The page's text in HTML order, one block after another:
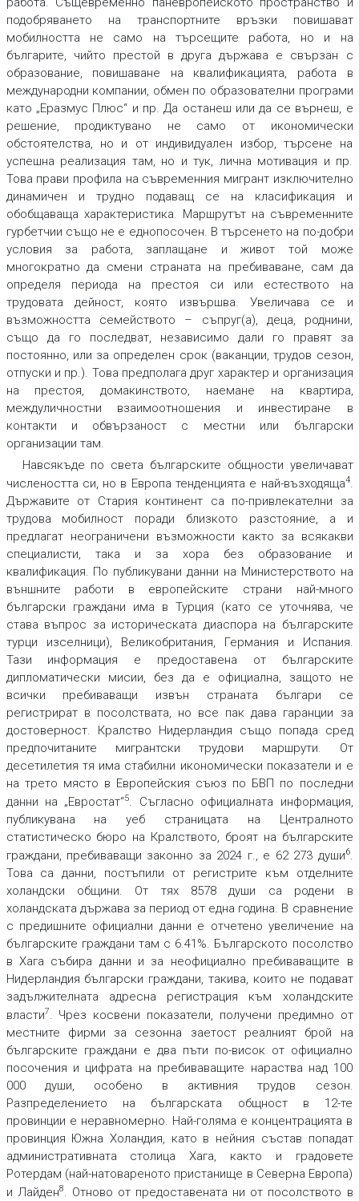
подобряването на транспортните връзки повишават
мобилността не само на търсещите работа, но и на
българите, чийто престой в друга държава е свързан с
образование, повишаване на квалификацията, работа в
международни компании, обмен по образователни програми
като „Еразмус Плюс“ и пр. Да останеш или да се върнеш, е
решение, продиктувано не само от икономически
обстоятелства, но и от индивидуален избор, търсене на
успешна реализация там, но и тук, лична мотивация и пр.
Това прави профила на съвременния мигрант изключително
динамичен и трудно подаващ се на класификация и
обобщаваща характеристика. Маршрутът на съвременните
гурбетчии също не е еднопосочен. В търсенето на по-добри
условия за работа, заплащане и живот той може
многократно да смени страната на пребиваване, сам да
определя периода на престоя си или естеството на
трудовата дейност, която извършва. Увеличава се и
възможността семейството – съпруг(а), деца, роднини,
също да го последват, независимо дали го правят за
постоянно, или за определен срок (ваканции, трудов сезон,
отпуски и пр.). Това предполага друг характер и организация
на престоя, домакинството, наемане на квартира,
междуличностни взаимоотношения и инвестиране в
контакти и обвързаност с местни или български
организации там.
Навсякъде по света българските общности увеличават
числеността си, но в Европа тенденцията е най-възходяща4.
Държавите от Стария континент са по-привлекателни за
трудова мобилност поради близкото разстояние, а и
предлагат неограничени възможности както за всякакви
специалисти, така и за хора без образование и
квалификация. По публикувани данни на Министерството на
външните работи в европейските страни най-много
български граждани има в Турция (като се уточнява, че
става въпрос за историческата диаспора на българските
турци изселници), Великобритания, Германия и Испания.
Тази информация е предоставена от българските
дипломатически мисии, без да е официална, защото не
всички пребиваващи извън страната българи се
регистрират в посолствата, но все пак дава гаранции за
достоверност. Кралство Нидерландия също попада сред
предпочитаните мигрантски трудови маршрути. От
десетилетия тя има стабилни икономически показатели и е
на трето място в Европейския съюз по БВП по последни
данни на „Евростат“5. Съгласно официалната информация,
публикувана на уеб страницата на Централното
статистическо бюро на Кралството, броят на българските
граждани, пребиваващи законно за 2024 г., е 62 273 души6.
Това са данни, постъпили от регистрите към отделните
холандски общини. От тях 8578 души са родени в
холандската държава за период от една година. В сравнение
с предишните официални данни е отчетено увеличение на
българските граждани там с 6.41%. Българското посолство
в Хага събира данни и за неофициално пребиваващите в
Нидерландия български граждани, такива, които не подават
задължителната адресна регистрация към холандските
власти7. Чрез косвени показатели, получени предимно от
местните фирми за сезонна заетост реалният брой на
българските граждани е два пъти по-висок от официално
посочения и цифрата на пребиваващите нараства над 100
000 души, особено в активния трудов сезон.
Разпределението на българската общност в 12-те
провинции е неравномерно. Най-голяма е концентрацията в
провинция Южна Холандия, като в нейния състав попадат
административната столица Хага, както и градовете
Ротердам (най-натовареното пристанище в Северна Европа)
и Лайден8. Отново от предоставената ни от посолството в